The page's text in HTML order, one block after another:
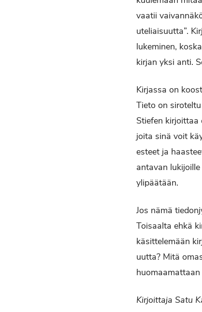
vaatii
uteliaisuutta”.
lukeminen,
kirjan yksi anti.
Kirjassa on
Tieto on
Stiefen kirjoittaa
joita sinä voit
esteet ja
antavan
ylipäätään.
Jos nämä
Toisaalta ehkä
käsittelemään
uutta? Mitä
Kirjoittaja Satu